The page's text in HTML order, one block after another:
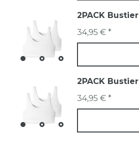
2PACK Bustier
34,95 € *
2PACK Bustier
34,95 € *